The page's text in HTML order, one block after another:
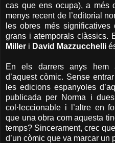
cas que ens ocupa), a més
menys recent de l’editorial
les obres més
grans i atemporals clàssics.
Miller i David Mazzucchelli
En els darrers anys hem
d’aquest còmic. Sense
les edicions espanyoles
publicada per Norma i
col·leccionable i l’altre en
que una obra com aquesta
temps? Sincerament, crec
d’un còmic que va marcar un